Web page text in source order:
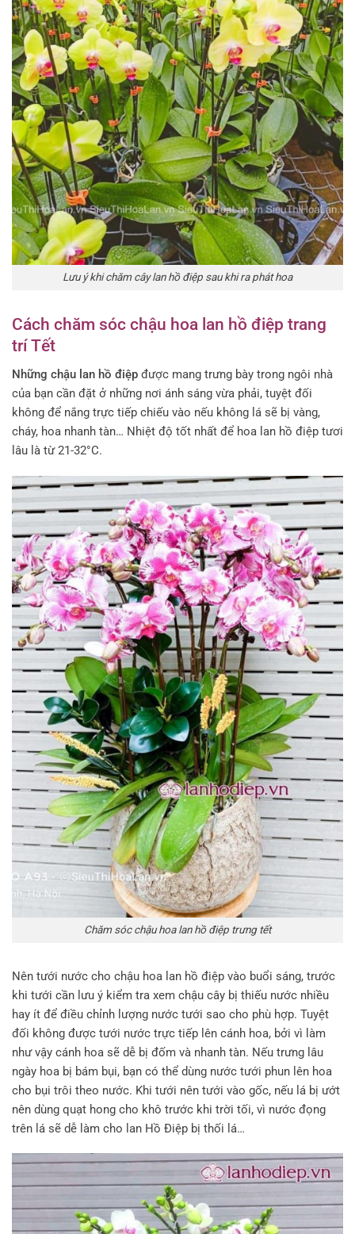
Lưu ý khi chăm cây lan hồ điệp sau khi ra phát hoa
Cách chăm sóc chậu hoa lan hồ điệp trang
trí Tết
Những chậu lan hồ điệp được mang trưng bày trong ngôi nhà
của bạn cần đặt ở những nơi ánh sáng vừa phải, tuyệt đối
không để nắng trực tiếp chiếu vào nếu không lá sẽ bị vàng,
cháy, hoa nhanh tàn… Nhiệt độ tốt nhất để hoa lan hồ điệp tươi
lâu là từ 21-32°C.
Chăm sóc chậu hoa lan hồ điệp trưng tết
Nên tưới nước cho chậu hoa lan hồ điệp vào buổi sáng, trước
khi tưới cần lưu ý kiểm tra xem chậu cây bị thiếu nước nhiều
hay ít để điều chỉnh lượng nước tưới sao cho phù hợp. Tuyệt
đối không được tưới nước trực tiếp lên cánh hoa, bởi vì làm
như vậy cánh hoa sẽ dễ bị đốm và nhanh tàn. Nếu trưng lâu
ngày hoa bị bám bụi, bạn có thể dùng nước tưới phun lên hoa
cho bụi trôi theo nước. Khi tưới nên tưới vào gốc, nếu lá bị ướt
nên dùng quạt hong cho khô trước khi trời tối, vì nước đọng
trên lá sẽ dễ làm cho lan Hồ Điệp bị thối lá…